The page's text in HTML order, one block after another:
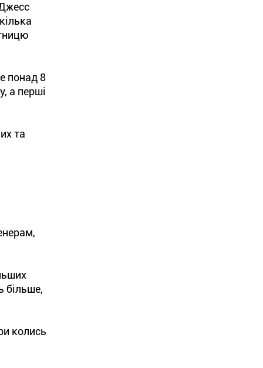
понад 8
а перші
та
більше,
колись